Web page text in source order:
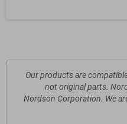
"Our products are
not original parts.
Nordson Corporation. We